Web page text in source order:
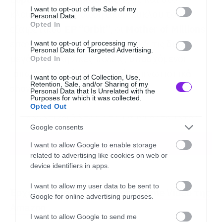
consent section.
I want to opt-out of the Sale of my
Personal Data.
Opted In
I want to opt-out of processing my
Personal Data for Targeted Advertising.
Opted In
I want to opt-out of Collection, Use,
Retention, Sale, and/or Sharing of my
Personal Data that Is Unrelated with the
Purposes for which it was collected.
Opted Out
Google consents
I want to allow Google to enable storage
related to advertising like cookies on web or
device identifiers in apps.
I want to allow my user data to be sent to
Google for online advertising purposes.
I want to allow Google to send me
κλείσιμο του προωθητικού κύκλου του
εξαιρετικού
επανεπισκέπονται συναυλιακά τις δύο
μεγάλες ελληνικές πόλεις, υποσχόμενοι
-όπως πάντα άλλωστε- δύο υπνωτιστικά
shows, για μυημένους και μη.
Ως φανατικοί λάτρεις του συγκροτήματος,
επικοινωνήσαμε μαζί τους και κάναμε μια
αρκετά ενδιαφέρουσα και εις βάθος
συζήτηση με τον μπασίστα και ιδρυτικό
ΠΕΡΙΣΣΟΤΕΡΑ
Έρχεται σειρά Robocop στο Prime Video της